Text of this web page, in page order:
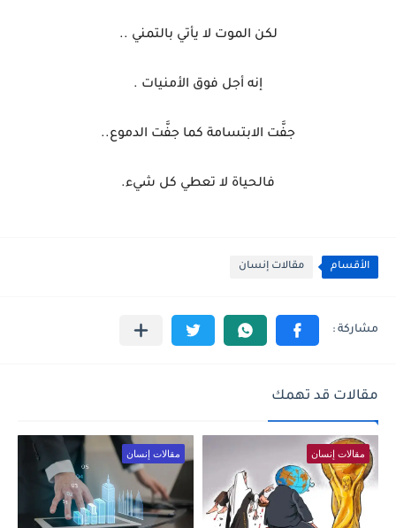
لكن الموت لا يأتي بالتمني ..
إنه أجل فوق الأمنيات .
جفَّت الابتسامة كما جفَّت الدموع..
فالحياة لا تعطي كل شيء.
الأقسام مقالات إنسان
مقالات قد تهمك
مقالات إنسان مقالات إنسان